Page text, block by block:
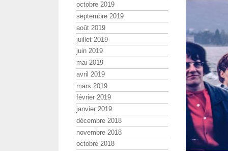
octobre 2019
septembre 2019
août 2019
juillet 2019
juin 2019
mai 2019
avril 2019
mars 2019
février 2019
janvier 2019
décembre 2018
novembre 2018
octobre 2018